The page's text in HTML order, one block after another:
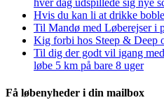
hver dag udspillede sig nye
Hvis du kan li at drikke
Til Mandø med Løberejser i
Kig forbi hos Steep & Deep
Til dig der godt vil igang
løbe 5 km på bare 8 uger
Få løbenyheder i din mailbox